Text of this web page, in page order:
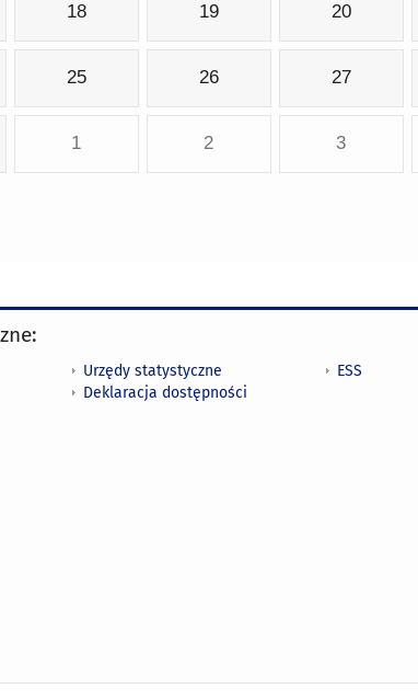
18 19 20
25 26 27
1 2 3
Urzędy statystyczne
Deklaracja dostępności
ESS